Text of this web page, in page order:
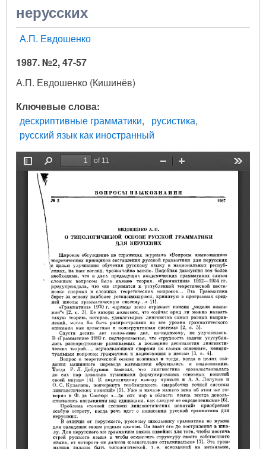
нерусских
А.П. Евдошенко
1987. №2, 47-57
А.П. Евдошенко (Кишинёв)
Ключевые слова
дескриптивные грамматики
русистика
русский язык как иностранный